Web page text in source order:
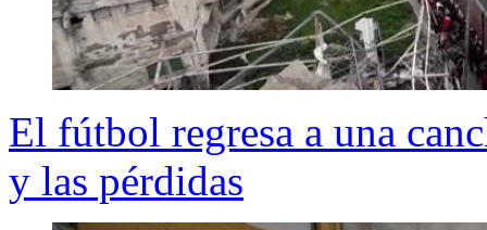
El fútbol regresa a una
y las pérdidas